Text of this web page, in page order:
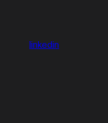
linkedin